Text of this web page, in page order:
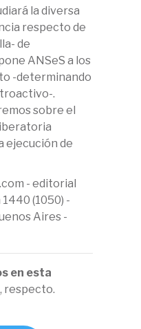
la diversa
respecto de
de
ANSeS a los
-determinando
.
sobre el
ejecución de
- editorial
(1050) -
Aires -
en esta
respecto.